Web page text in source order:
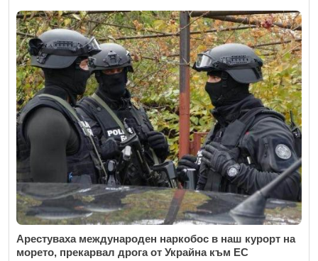
Арестуваха международен наркобос в наш курорт на
морето, прекарвал дрога от Украйна към ЕС